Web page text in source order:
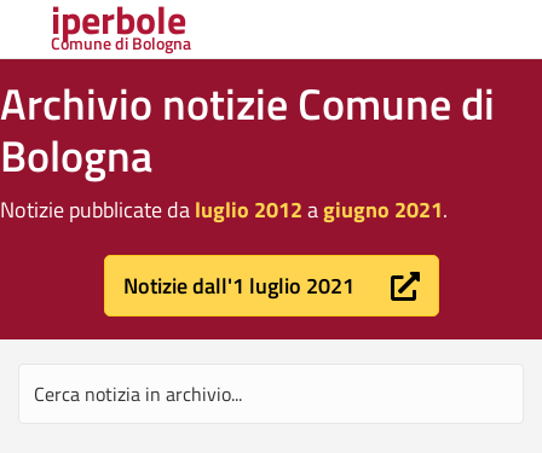
iperbole
Comune di Bologna
Archivio notizie Comune di
Bologna
Notizie pubblicate daluglio 2012agiugno 2021.
Notizie dall'1 luglio 2021